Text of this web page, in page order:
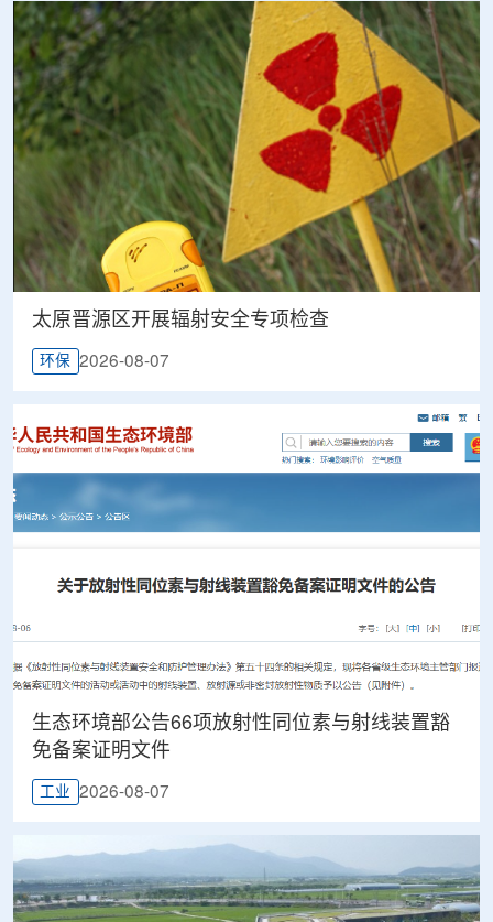
太原晋源区开展辐射安全专项检查
环保 2026-08-07
生态环境部公告66项放射性同位素与射线装置豁
免备案证明文件
工业 2026-08-07